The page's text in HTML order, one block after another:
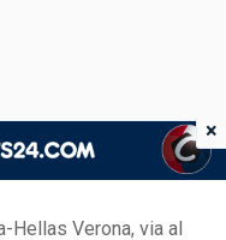
Hellas Verona, via al
×